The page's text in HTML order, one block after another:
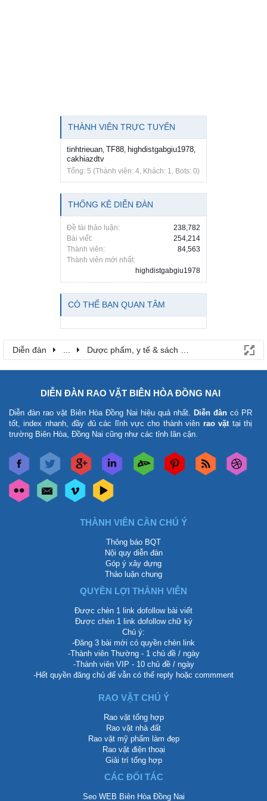
THÀNH VIÊN TRỰC TUYẾN
tinhtrieuan TF88 highdistgabgiu1978
cakhiazdtv
Tổng: 5 (Thành viên: 4, Khách: 1, Bots: 0)
THỐNG KÊ DIỄN ĐÀN
Đề tài thảo luận:
238,782
Bài viết:
254,214
Thành viên:
84,563
Thành viên mới nhất:
highdistgabgiu1978
CÓ THỂ BẠN QUAN TÂM
Diễn đàn Dược phẩm, y tế & sách báo
DIỄN ĐÀN RAO VẶT BIÊN HÒA ĐỒNG NAI
Diễn đàn rao vặt Biên Hòa Đồng Nai hiệu quả nhất. Diễn đàn có PR
tốt, index nhanh, đầy đủ các lĩnh vực cho thành viên rao vặt tại thị
trường Biên Hòa, Đồng Nai cũng như các tỉnh lân cận.
THÀNH VIÊN CẦN CHÚ Ý
Thông báo BQT
Nội quy diễn đàn
Góp ý xây dựng
Thảo luận chung
QUYỀN LỢI THÀNH VIÊN
Được chèn 1 link dofollow bài viết
Được chèn 1 link dofollow chữ ký
Chú ý:
-Đăng 3 bài mới có quyền chèn link
-Thành viên Thường - 1 chủ đề / ngày
-Thành viên VIP - 10 chủ đề / ngày
-Hết quyền đăng chủ để vẫn có thể reply hoặc commment
RAO VẶT CHÚ Ý
Rao vặt tổng hợp
Rao vặt nhà đất
Rao vặt mỹ phẩm làm đẹp
Rao vặt điện thoại
Giải trí tổng hợp
CÁC ĐỐI TÁC
Seo WEB Biên Hòa Đồng Nai